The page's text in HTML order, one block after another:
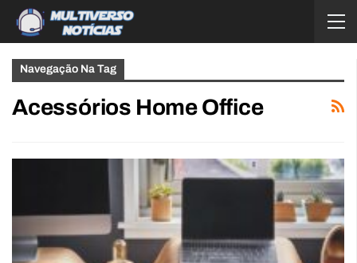
Navegação Na Tag
Acessórios Home Office